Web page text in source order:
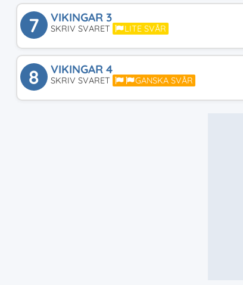
7 VIKINGAR 3
SKRIV SVARET LITE SVÅR
8 VIKINGAR 4
SKRIV SVARET GANSKA SVÅR